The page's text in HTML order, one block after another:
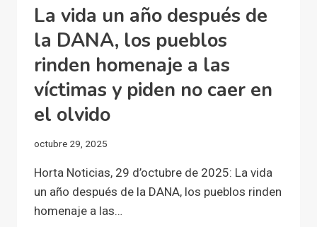
UVGANDIA
PRESENTA
LA
MEMÒRIA
FANG
La vida un año después de
la DANA, los pueblos
rinden homenaje a las
víctimas y piden no caer en
el olvido
octubre 29, 2025
Horta Noticias, 29 d’octubre de 2025: La vida
un año después de la DANA, los pueblos rinden
homenaje a las…